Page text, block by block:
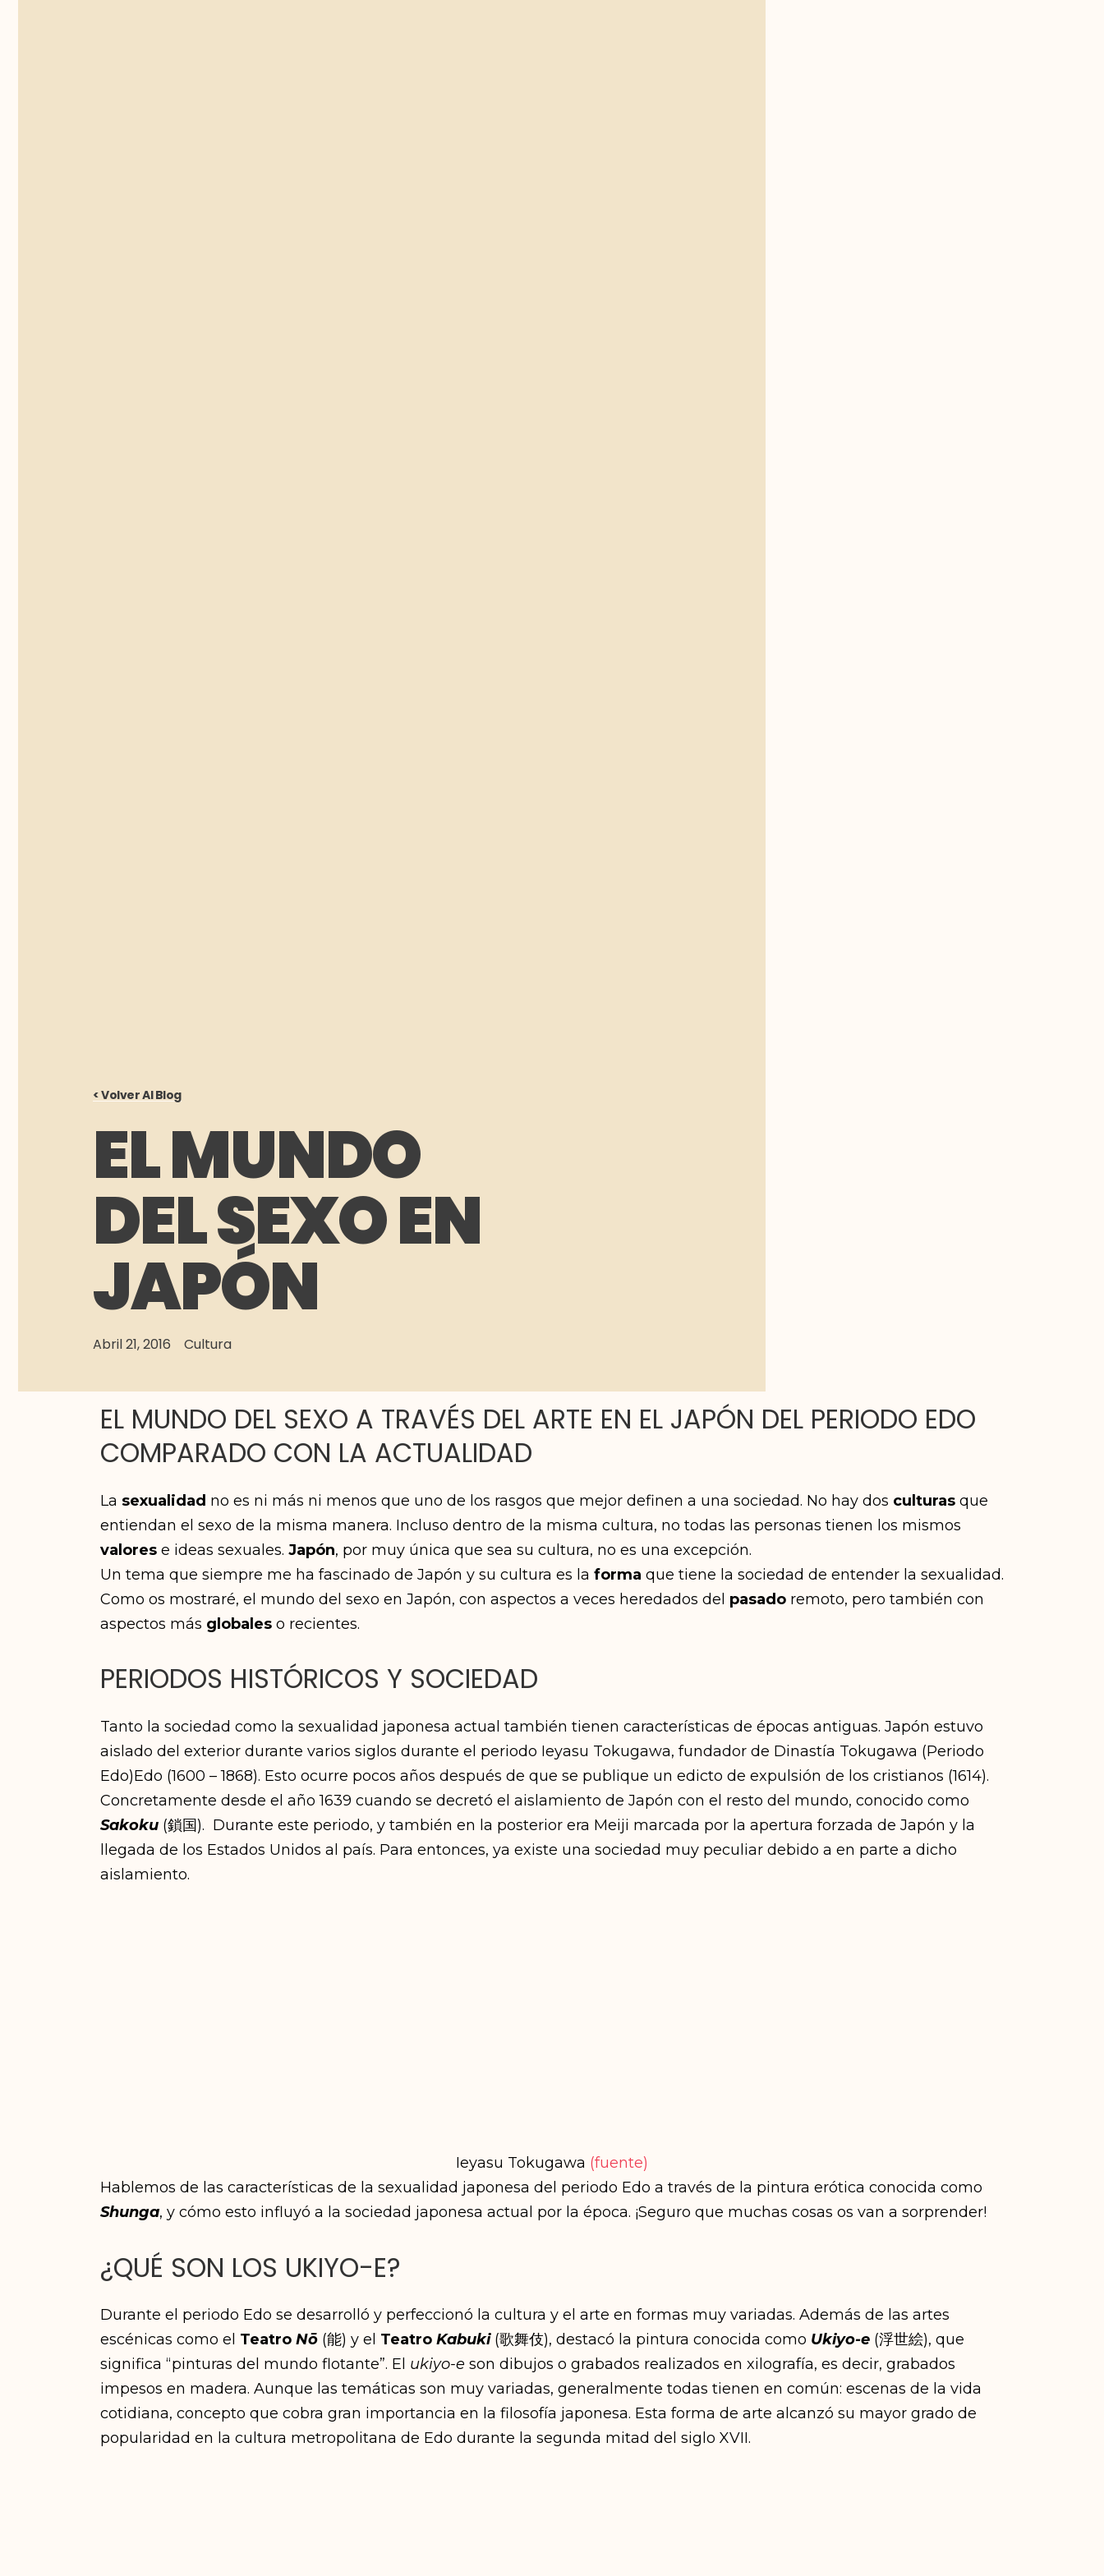
< Volver Al Blog
EL MUNDO
DEL SEXO EN
JAPÓN
Abril 21, 2016 Cultura
EL MUNDO DEL SEXO A TRAVÉS DEL ARTE EN EL JAPÓN DEL PERIODO EDO
COMPARADO CON LA ACTUALIDAD
La sexualidad no es ni más ni menos que uno de los rasgos que mejor definen a una sociedad. No hay dos culturas que
entiendan el sexo de la misma manera. Incluso dentro de la misma cultura, no todas las personas tienen los mismos
valores e ideas sexuales. Japón, por muy única que sea su cultura, no es una excepción.
Un tema que siempre me ha fascinado de Japón y su cultura es la forma que tiene la sociedad de entender la sexualidad.
Como os mostraré, el mundo del sexo en Japón, con aspectos a veces heredados del pasado remoto, pero también con
aspectos más globales o recientes.
PERIODOS HISTÓRICOS Y SOCIEDAD
Tanto la sociedad como la sexualidad japonesa actual también tienen características de épocas antiguas. Japón estuvo
aislado del exterior durante varios siglos durante el periodo Ieyasu Tokugawa, fundador de Dinastía Tokugawa (Periodo
Edo)Edo (1600 – 1868). Esto ocurre pocos años después de que se publique un edicto de expulsión de los cristianos (1614).
Concretamente desde el año 1639 cuando se decretó el aislamiento de Japón con el resto del mundo, conocido como
Sakoku (鎖国). Durante este periodo, y también en la posterior era Meiji marcada por la apertura forzada de Japón y la
llegada de los Estados Unidos al país. Para entonces, ya existe una sociedad muy peculiar debido a en parte a dicho
aislamiento.
Ieyasu Tokugawa (fuente)
Hablemos de las características de la sexualidad japonesa del periodo Edo a través de la pintura erótica conocida como
Shunga, y cómo esto influyó a la sociedad japonesa actual por la época. ¡Seguro que muchas cosas os van a sorprender!
¿QUÉ SON LOS UKIYO-E?
Durante el periodo Edo se desarrolló y perfeccionó la cultura y el arte en formas muy variadas. Además de las artes
escénicas como el Teatro Nō (能) y el Teatro Kabuki(歌舞伎), destacó la pintura conocida como Ukiyo-e (浮世絵), que
significa “pinturas del mundo flotante”. El ukiyo-e son dibujos o grabados realizados en xilografía, es decir, grabados
impesos en madera. Aunque las temáticas son muy variadas, generalmente todas tienen en común: escenas de la vida
cotidiana, concepto que cobra gran importancia en la filosofía japonesa. Esta forma de arte alcanzó su mayor grado de
popularidad en la cultura metropolitana de Edo durante la segunda mitad del siglo XVII.